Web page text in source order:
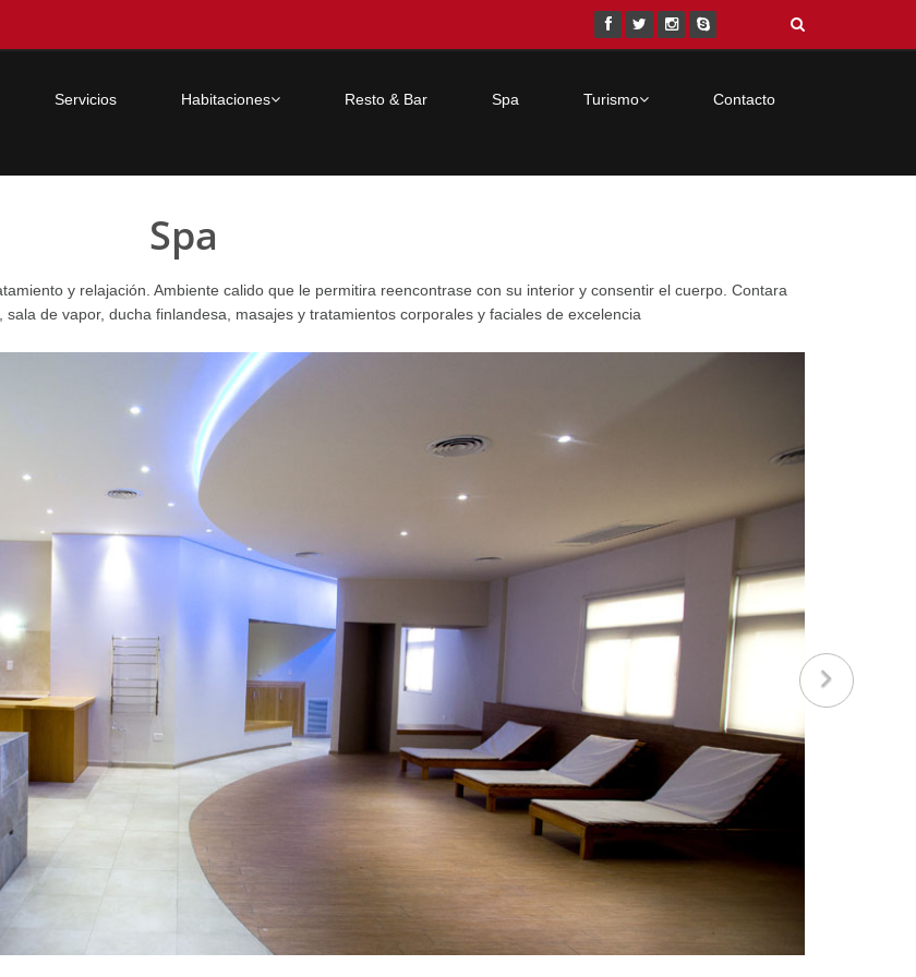
Servicios Habitaciones Resto & Bar Spa Turismo Contacto
Spa
y relajación. Ambiente calido que le permitira reencontrase con su interior y consentir el cuerpo. Contara
de vapor, ducha finlandesa, masajes y tratamientos corporales y faciales de excelencia